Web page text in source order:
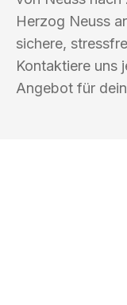
Herzog Neuss
sichere,
Kontaktiere uns
Angebot für